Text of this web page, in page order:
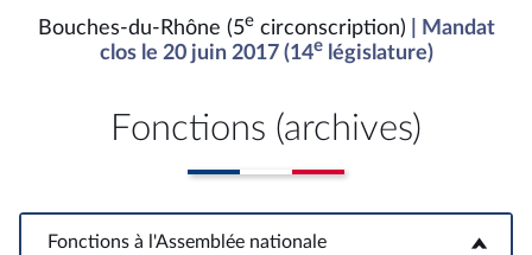
Bouches-du-Rhône (5ecirconscription)
| Mandat
clos le 20 juin 2017 (14elégislature)
Fonctions (archives)
Fonctions à l'Assemblée nationale
Fonctions à l'Assemblée nationale